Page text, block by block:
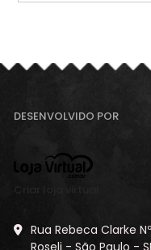
DESENVOLVIDO POR
Rua Rebeca Clarke
Roseli - São Paulo -